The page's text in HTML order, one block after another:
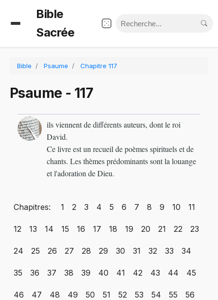
Bible
Sacrée
Bible Psaume Chapitre 117
Psaume - 117
ils viennent de différents auteurs, dont le roi
David.
Ce livre est un recueil de poèmes spirituels et de
chants. Les thèmes prédominants sont la louange
et l'adoration de Dieu.
Chapitres: 1 2 3 4 5 6 7 8 9 10 11
12 13 14 15 16 17 18 19 20 21 22 23
24 25 26 27 28 29 30 31 32 33 34
35 36 37 38 39 40 41 42 43 44 45
46 47 48 49 50 51 52 53 54 55 56